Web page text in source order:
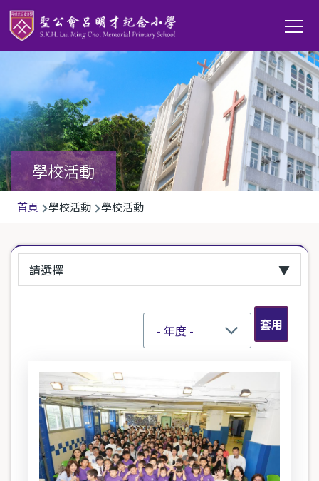
移至主內容
Main
學校活動
導
連
首頁 學校活動 學校活動
請選擇